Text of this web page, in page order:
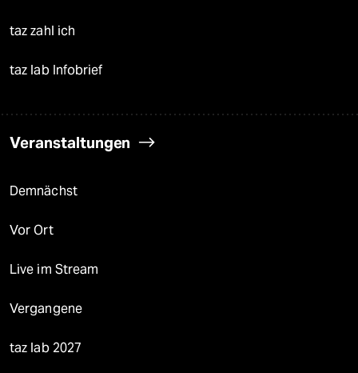
taz zahl ich
taz lab Infobrief
Veranstaltungen
Demnächst
Vor Ort
Live im Stream
Vergangene
taz lab 2027